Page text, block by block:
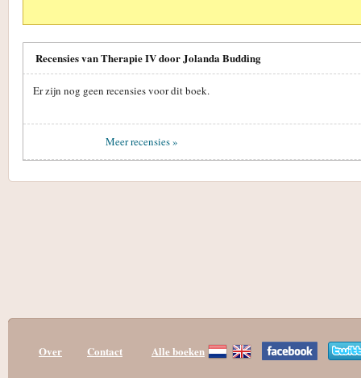
Recensies van Therapie IV door Jolanda Budding
Er zijn nog geen recensies voor dit boek.
Meer recensies »
Over Contact Alle boeken